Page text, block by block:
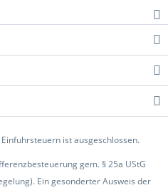
ist ausgeschlossen.
gem. § 25a UStG
Ein gesonderter Ausweis der